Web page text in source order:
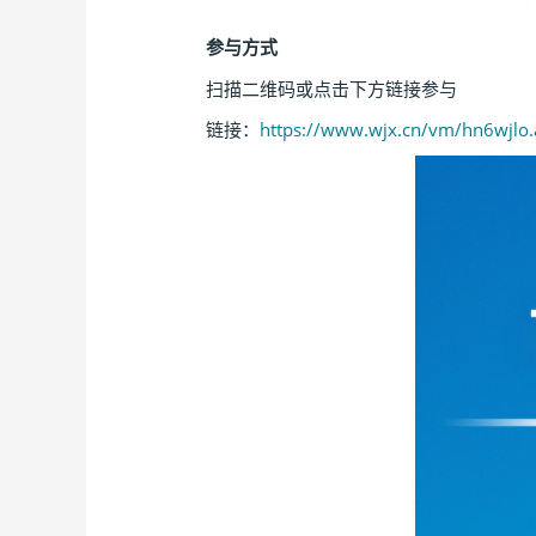
参与方式
扫描二维码或点击下方链接参与
链接： https://www.wjx.cn/vm/